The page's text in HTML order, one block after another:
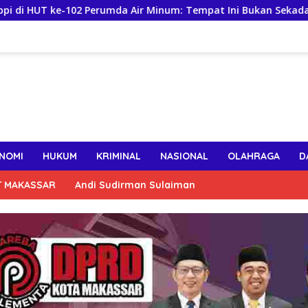
Perumda Air Minum: Tempat Ini Bukan Sekadar Mencari
HUKUM KRIMINAL NASIONAL OLAHRAGA
MAKASSAR Andi Sudirman Sulaiman